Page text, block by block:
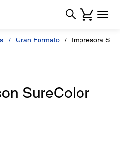
Gran Formato Impresora
SureColor